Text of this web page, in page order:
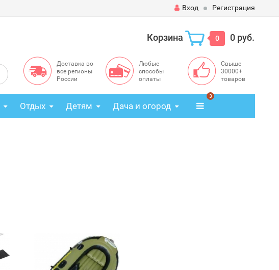
Вход Регистрация
Корзина 0 0 руб.
Доставка во
все регионы
России
Любые
способы
оплаты
Свыше
30000+
товаров
Отдых Детям Дача и огород
3